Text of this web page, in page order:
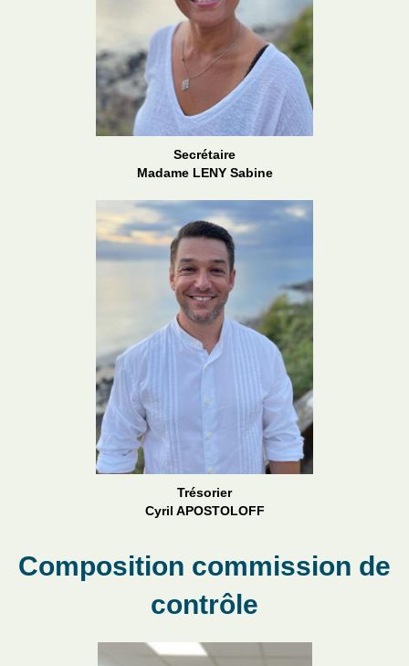
Secrétaire
Madame LENY Sabine
Trésorier
Cyril APOSTOLOFF
Composition commission de
contrôle